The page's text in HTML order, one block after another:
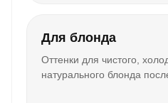
Для блонда
Оттенки для чистого,
натурального блонда